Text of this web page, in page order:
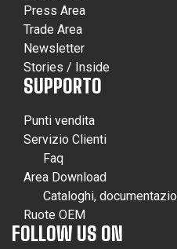
Press Area
Trade Area
Newsletter
Stories / Inside
SUPPORTO
Punti vendita
Servizio Clienti
Faq
Area Download
Cataloghi,
Ruote OEM
FOLLOW US ON